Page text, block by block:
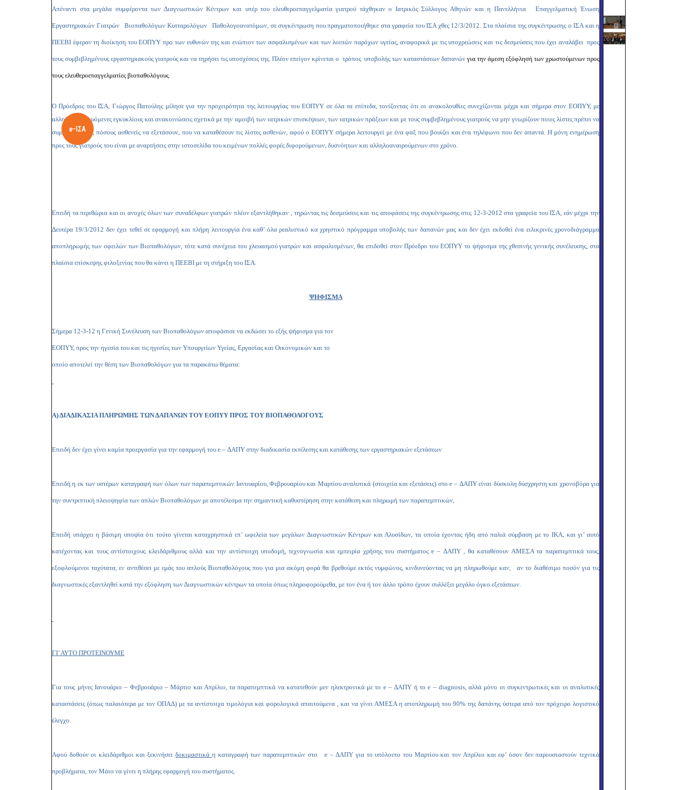
Απέναντι στα μεγάλα συμφέροντα των Διαγνωστικών Κέντρων και υπέρ του ελευθεροεπαγγελματία γιατρού τάχθηκαν ο Ιατρικός Σύλλογος Αθηνών και η Πανελλήνια Επαγγελματική Ένωση
Εργαστηριακών Γιατρών Βιοπαθολόγων Κυτταρολόγων Παθολογοανατόμων, σε συγκέντρωση που πραγματοποιήθηκε στα γραφεία του ΙΣΑ χθες 12/3/2012. Στα πλαίσια της συγκέντρωσης ο ΙΣΑ και η
ΠΕΕΒΙ έφεραν τη διοίκηση του ΕΟΠΥΥ προ των ευθυνών της και ενώπιον των ασφαλισμένων και των λοιπών παρόχων υγείας, αναφορικά με τις υποχρεώσεις και τις δεσμεύσεις που έχει αναλάβει προς
τους συμβεβλημένους εργαστηριακούς γιατρούς και να τηρήσει τις υποσχέσεις της. Πλέον επείγον κρίνεται ο τρόπος υποβολής των καταστάσεων δαπανών για την άμεση εξόφλησή των χρωστούμενων προς
τους ελευθεροεπαγγελματίες βιοπαθολόγους.
Ο Πρόεδρος του ΙΣΑ, Γιώργος Πατούλης μίλησε για την προχειρότητα της λειτουργίας του ΕΟΠΥΥ σε όλα τα επίπεδα, τονίζοντας ότι οι ανακολουθίες συνεχίζονται μέχρι και σήμερα στον ΕΟΠΥΥ, με
αλληλοσυγκρουόμενες εγκυκλίους και ανακοινώσεις σχετικά με την αμοιβή των ιατρικών επισκέψεων, των ιατρικών πράξεων και με τους συμβεβλημένους γιατρούς να μην γνωρίζουν ποιες λίστες πρέπει να
συμπληρώσουν, πόσους ασθενείς να εξετάσουν, που να καταθέσουν τις λίστες ασθενών, αφού ο ΕΟΠΥΥ σήμερα λειτουργεί με ένα φαξ που βουίζει και ένα τηλέφωνο που δεν απαντά. Η μόνη ενημέρωση
προς τους γιατρούς του είναι με αναρτήσεις στην ιστοσελίδα του κειμένων πολλές φορές διφορούμενων, δυσνόητων και αλληλοαναιρούμενων στο χρόνο.
Επειδή τα περιθώρια και οι ανοχές όλων των συναδέλφων γιατρών πλέον εξαντλήθηκαν , τηρώντας τις δεσμεύσεις και τις αποφάσεις της συγκέντρωσης στις 12-3-2012 στα γραφεία του ΙΣΑ, εάν μέχρι την
Δευτέρα 19/3/2012 δεν έχει τεθεί σε εφαρμογή και πλήρη λειτουργία ένα καθ’ όλα ρεαλιστικό κα χρηστικό πρόγραμμα υποβολής των δαπανών μας και δεν έχει εκδοθεί ένα ειλικρινές χρονοδιάγραμμα
αποπληρωμής των οφειλών των Βιοπαθολόγων, τότε κατά συνέχεια του χλευασμού γιατρών και ασφαλισμένων, θα επιδοθεί στον Πρόεδρο του ΕΟΠΥΥ το ψήφισμα της χθεσινής γενικής συνέλευσης, στα
πλαίσια επίσκεψης φιλοξενίας που θα κάνει η ΠΕΕΒΙ με τη στήριξη του ΙΣΑ.
ΨΗΦΙΣΜΑ
Σήμερα 12-3-12 η Γενική Συνέλευση των Βιοπαθολόγων αποφάσισε να εκδώσει το εξής ψήφισμα για τον
ΕΟΠΥΥ, προς την ηγεσία του και τις ηγεσίες των Υπουργείων Υγείας, Εργασίας και Οικονομικών και το
οποίο αποτελεί την θέση των Βιοπαθολόγων για τα παρακάτω θέματα:
Α) ΔΙΑΔΙΚΑΣΙΑ ΠΛΗΡΩΜΗΣ ΤΩΝ ΔΑΠΑΝΩΝ ΤΟΥ ΕΟΠΥΥ ΠΡΟΣ ΤΟΥ ΒΙΟΠΑΘΟΛΟΓΟΥΣ
Επειδή δεν έχει γίνει καμία προεργασία για την εφαρμογή του e – ΔΑΠΥ στην διαδικασία εκτέλεσης και κατάθεσης των εργαστηριακών εξετάσεων
Επειδή η εκ των υστέρων καταγραφή των όλων των παραπεμπτικών Ιανουαρίου, Φεβρουαρίου και Μαρτίου αναλυτικά (στοιχεία και εξετάσεις) στοe – ΔΑΠΥ είναι δύσκολη δύσχρηστη και χρονοβόρα για
την συντριπτική πλειοψηφία των απλών Βιοπαθολόγων με αποτέλεσμα την σημαντική καθυστέρηση στην κατάθεση και πληρωμή των παραπεμπτικών,
Επειδή υπάρχει η βάσιμη υποψία ότι τούτο γίνεται καταχρηστικά επ’ ωφελεία των μεγάλων Διαγνωστικών Κέντρων και Αλυσίδων, τα οποία έχοντας ήδη από παλιά σύμβαση με το ΙΚΑ, και γι’ αυτό
κατέχοντας και τους αντίστοιχους κλειδάριθμους αλλά και την αντίστοιχη υποδομή, τεχνογνωσία και εμπειρία χρήσης του συστήματοςe – ΔΑΠΥ , θα καταθέσουν ΑΜΕΣΑ τα παραπεμπτικά τους,
εξοφλούμενοι ταχύτατα, εν αντιθέσει με εμάς του απλούς Βιοπαθολόγους που για μια ακόμη φορά θα βρεθούμε εκτός νυμφώνος, κινδυνεύοντας να μη πληρωθούμε καν, αν το διαθέσιμο ποσόν για τις
διαγνωστικές εξαντληθεί κατά την εξόφληση των Διαγνωστικών κέντρων τα οποία όπως πληροφορούμεθα, με τον ένα ή τον άλλο τρόπο έχουν συλλέξει μεγάλο όγκο εξετάσεων.
ΓΙ’ ΑΥΤΟ ΠΡΟΤΕΙΝΟΥΜΕ
Για τους μήνες Ιανουάριο – Φεβρουάριο – Μάρτιο και Απρίλιο, τα παραπεμπτικά να κατατεθούν μεν ηλεκτρονικά με το e– ΔΑΠΥ ή τοe – diagnosis, αλλά μόνο οι συγκεντρωτικές και οι αναλυτικές
καταστάσεις (όπως παλαιότερα με τον ΟΠΑΔ) με τα αντίστοιχα τιμολόγια και φορολογικά απαιτούμενα , και να γίνει ΑΜΕΣΑ η αποπληρωμή του 90% της δαπάνης ύστερα από τον πρόχειρο λογιστικό
έλεγχο.
Αφού δοθούν οι κλειδάριθμοι και ξεκινήσειδοκιμαστικά η καταγραφή των παραπεμπτικών στο e– ΔΑΠΥ για το υπόλοιπο του Μαρτίου και τον Απρίλιο και εφ’ όσον δεν παρουσιαστούν τεχνικά
προβλήματα, τον Μάιο να γίνει η πλήρης εφαρμογή του συστήματος.